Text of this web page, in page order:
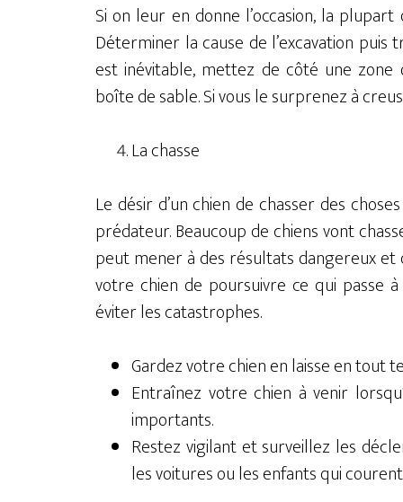
Si on leur en donne l’occasion, la
Déterminer la cause de l’excavation
est inévitable, mettez de côté une
boîte de sable. Si vous le surprenez à
La chasse
Le désir d’un chien de chasser des
prédateur. Beaucoup de chiens vont
peut mener à des résultats dangereux et
votre chien de poursuivre ce qui passe
éviter les catastrophes.
Gardez votre chien en laisse en tout
Entraînez votre chien à venir
importants.
Restez vigilant et surveillez les
les voitures ou les enfants qui